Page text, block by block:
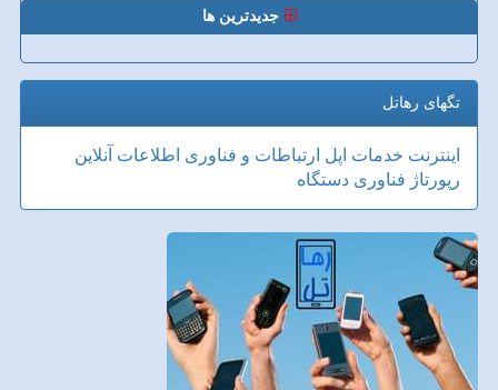
جدیدترین ها
تگهای رهاتل
اینترنت خدمات اپل ارتباطات و فناوری اطلاعات آنلاین
رپورتاژ فناوری دستگاه